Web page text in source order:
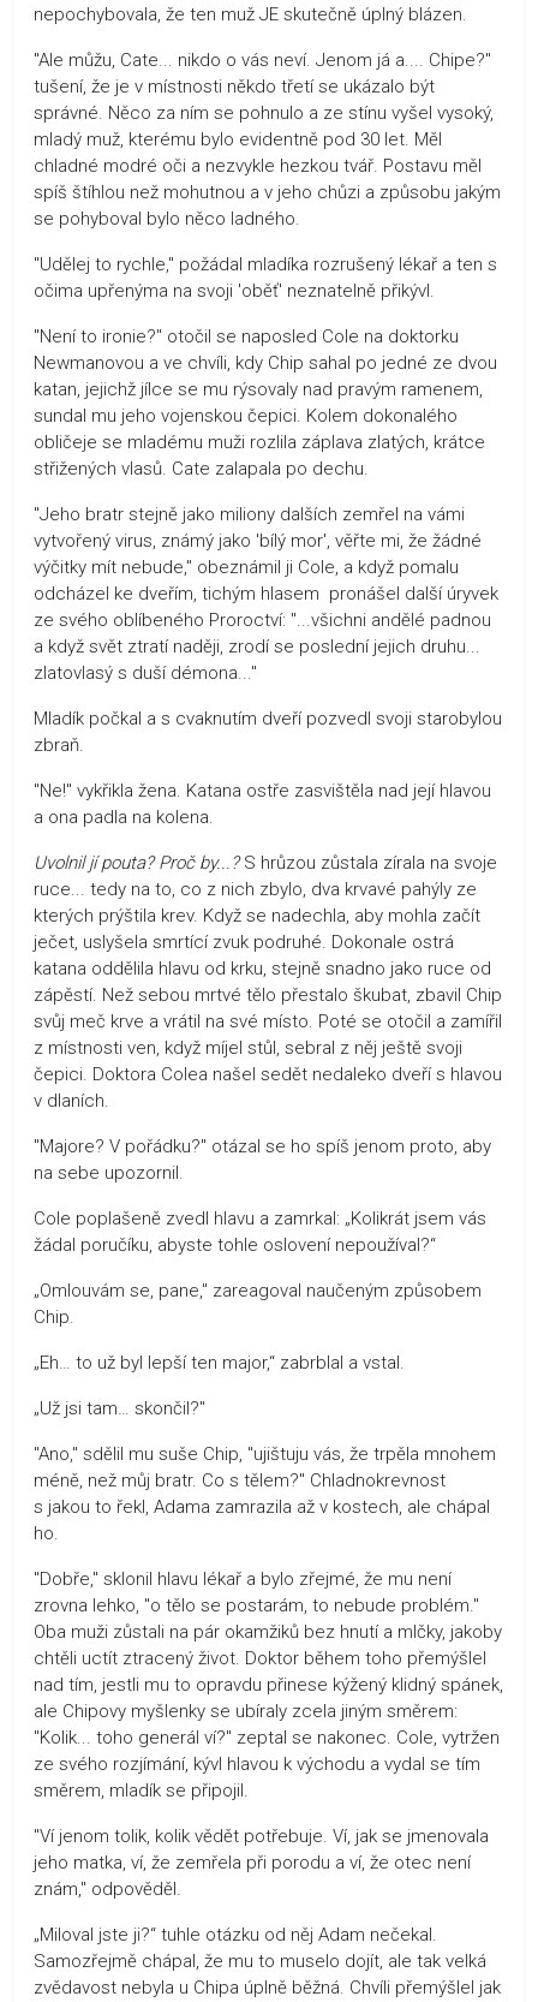
nepochybovala, že ten muž JE skutečně úplný blázen.
"Ale můžu, Cate... nikdo o vás neví. Jenom já a.... Chipe?"
tušení, že je v místnosti někdo třetí se ukázalo být
správné. Něco za ním se pohnulo a ze stínu vyšel vysoký,
mladý muž, kterému bylo evidentně pod 30 let. Měl
chladné modré oči a nezvykle hezkou tvář. Postavu měl
spíš štíhlou než mohutnou a v jeho chůzi a způsobu jakým
se pohyboval bylo něco ladného.
"Udělej to rychle," požádal mladíka rozrušený lékař a ten s
očima upřenýma na svoji 'oběť' neznatelně přikývl.
"Není to ironie?" otočil se naposled Cole na doktorku
Newmanovou a ve chvíli, kdy Chip sahal po jedné ze dvou
katan, jejichž jílce se mu rýsovaly nad pravým ramenem,
sundal mu jeho vojenskou čepici. Kolem dokonalého
obličeje se mladému muži rozlila záplava zlatých, krátce
střižených vlasů. Cate zalapala po dechu.
"Jeho bratr stejně jako miliony dalších zemřel na vámi
vytvořený virus, známý jako 'bílý mor', věřte mi, že žádné
výčitky mít nebude," obeznámil ji Cole, a když pomalu
odcházel ke dveřím, tichým hlasem pronášel další úryvek
ze svého oblíbeného Proroctví: "...všichni andělé padnou
a když svět ztratí naději, zrodí se poslední jejich druhu...
zlatovlasý s duší démona..."
Mladík počkal a s cvaknutím dveří pozvedl svoji starobylou
zbraň.
"Ne!" vykřikla žena. Katana ostře zasvištěla nad její hlavou
a ona padla na kolena.
Uvolnil jí pouta? Proč by...?S hrůzou zůstala zírala na svoje
ruce... tedy na to, co z nich zbylo, dva krvavé pahýly ze
kterých prýštila krev. Když se nadechla, aby mohla začít
ječet, uslyšela smrtící zvuk podruhé. Dokonale ostrá
katana oddělila hlavu od krku, stejně snadno jako ruce od
zápěstí. Než sebou mrtvé tělo přestalo škubat, zbavil Chip
svůj meč krve a vrátil na své místo. Poté se otočil a zamířil
z místnosti ven, když míjel stůl, sebral z něj ještě svoji
čepici. Doktora Colea našel sedět nedaleko dveří s hlavou
v dlaních.
"Majore? V pořádku?" otázal se ho spíš jenom proto, aby
na sebe upozornil.
Cole poplašeně zvedl hlavu a zamrkal: „Kolikrát jsem vás
žádal poručíku, abyste tohle oslovení nepoužíval?“
„Omlouvám se, pane," zareagoval naučeným způsobem
Chip.
„Eh… to už byl lepší ten major,“ zabrblal a vstal.
„Už jsi tam… skončil?"
"Ano," sdělil mu suše Chip, "ujištuju vás, že trpěla mnohem
méně, než můj bratr. Co s tělem?" Chladnokrevnost
s jakou to řekl, Adama zamrazila až v kostech, ale chápal
ho.
"Dobře," sklonil hlavu lékař a bylo zřejmé, že mu není
zrovna lehko, "o tělo se postarám, to nebude problém."
Oba muži zůstali na pár okamžiků bez hnutí a mlčky, jakoby
chtěli uctít ztracený život. Doktor během toho přemýšlel
nad tím, jestli mu to opravdu přinese kýžený klidný spánek,
ale Chipovy myšlenky se ubíraly zcela jiným směrem:
"Kolik... toho generál ví?" zeptal se nakonec. Cole, vytržen
ze svého rozjímání, kývl hlavou k východu a vydal se tím
směrem, mladík se připojil.
"Ví jenom tolik, kolik vědět potřebuje. Ví, jak se jmenovala
jeho matka, ví, že zemřela při porodu a ví, že otec není
znám," odpověděl.
„Miloval jste ji?“ tuhle otázku od něj Adam nečekal.
Samozřejmě chápal, že mu to muselo dojít, ale tak velká
zvědavost nebyla u Chipa úplně běžná. Chvíli přemýšlel jak